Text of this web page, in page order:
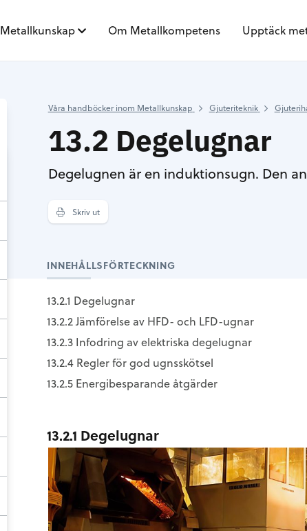
Metallkunskap Om Metallkompetens Upptäck
Våra handböcker inom Metallkunskap Gjuteriteknik
13.2 Degelugnar
Degelugnen är en induktionsugn. Den
Skriv ut
INNEHÅLLSFÖRTECKNING
13.2.1 Degelugnar
13.2.2 Jämförelse av HFD- och LFD-ugnar
13.2.3 Infodring av elektriska degelugnar
13.2.4 Regler för god ugnsskötsel
13.2.5 Energibesparande åtgärder
13.2.1 Degelugnar